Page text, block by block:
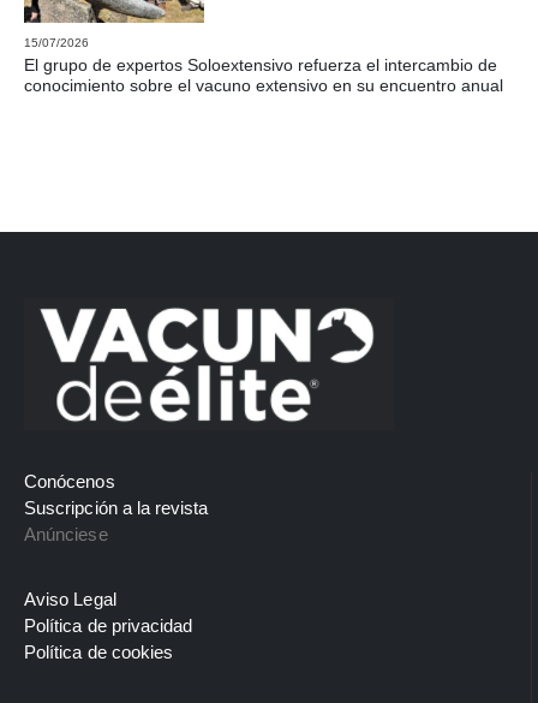
15/07/2026
El grupo de expertos Soloextensivo refuerza el intercambio de
conocimiento sobre el vacuno extensivo en su encuentro anual
Conócenos
Suscripción a la revista
Anúnciese
Aviso Legal
Política de privacidad
Política de cookies